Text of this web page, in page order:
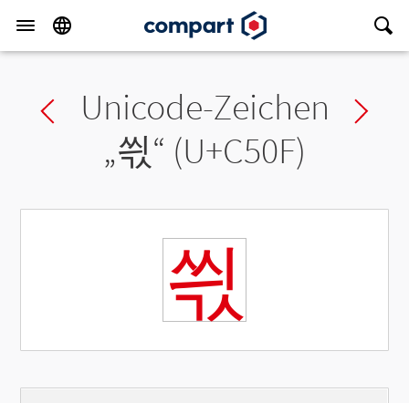
Previous char
Unicode-Zeichen
„씏“ (U+C50F)
씏